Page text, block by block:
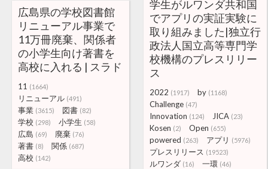
学生がルワンダ共和国
でアプリの実証実験に
取り組みました|独立行
政法人国立高等専門学
校機構のプレスリリー
ス
2022 (1917) by (1168)
Challenge (47)
Innovation (124) JICA (23)
Kosen (2) Open (655)
powered (263) アプリ (5976)
プレスリリース (19523)
ルワンダ (16) 一環 (46)
広島県の学校図書館
リニューアル事業で
11万冊廃棄、関係者
の小学生向け著書を
高校に入れる | スラド
11 (1664)
リニューアル (491)
事業 (3615) 図書 (82)
学校 (298) 小学生 (58)
広島 (69) 廃棄 (76)
著書 (8) 関係 (687)
高校 (142)